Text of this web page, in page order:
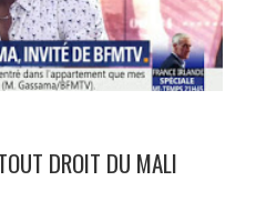
DROIT DU MALI